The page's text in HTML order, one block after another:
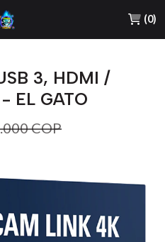
(0)
3, HDMI /
EL GATO
COP